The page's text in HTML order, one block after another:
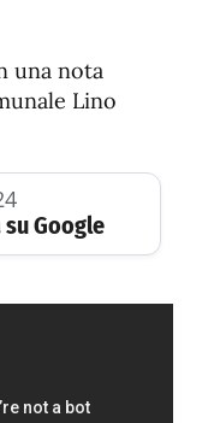
una nota
Lino
Google